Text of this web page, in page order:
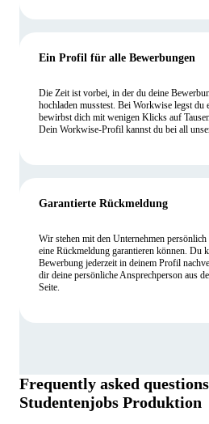
Ein Profil für alle Bewerbungen
Die Zeit ist vorbei, in der du deine
hochladen musstest. Bei Workwise legst
bewirbst dich mit wenigen Klicks auf
Dein Workwise-Profil kannst du bei all
Garantierte Rückmeldung
Wir stehen mit den Unternehmen
eine Rückmeldung garantieren können. Du
Bewerbung jederzeit in deinem Profil
dir deine persönliche Ansprechperson aus
Seite.
Frequently asked
Studentenjobs Produktion